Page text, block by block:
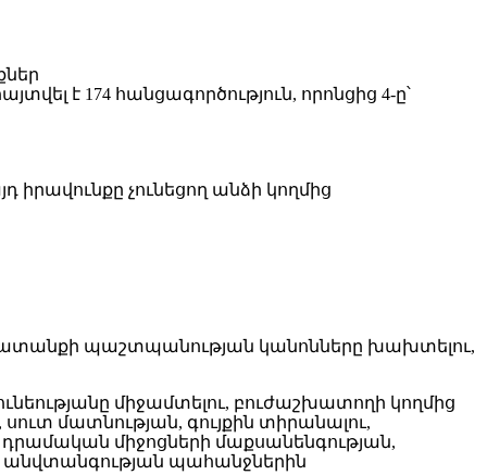
է 174 հանցագործություն, որոնցից 4-ը՝
չունեցող անձի կողմից
պաշտպանության կանոնները խախտելու,
միջամտելու, բուժաշխատողի կողմից
մատնության, գույքին տիրանալու,
դրամական միջոցների մաքսանենգության,
անվտանգության պահանջներին